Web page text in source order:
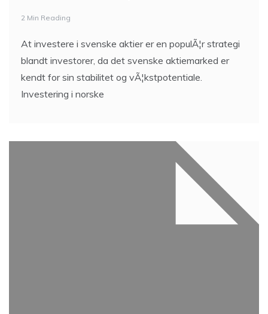
2 Min Reading
At investere i svenske aktier er en populÃ¦r strategi
blandt investorer, da det svenske aktiemarked er
kendt for sin stabilitet og vÃ¦kstpotentiale.
Investering i norske